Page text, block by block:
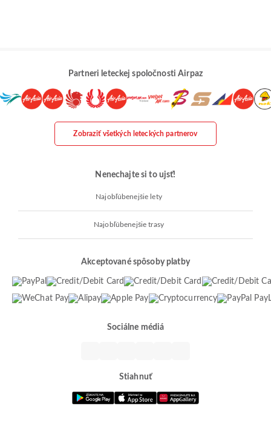
Partneri leteckej spoločnosti Airpaz
Zobraziť všetkých leteckých partnerov
Nenechajte si to ujsť!
Najobľúbenejšie lety
Najobľúbenejšie trasy
Akceptované spôsoby platby
Sociálne médiá
Stiahnuť